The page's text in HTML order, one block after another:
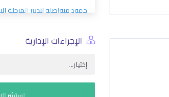
خدمة الإيواء والذبح لفائدة ساكنة الدار البيضاء بالمجازر